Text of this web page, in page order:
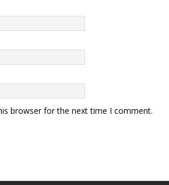
browser for the next time I comment.